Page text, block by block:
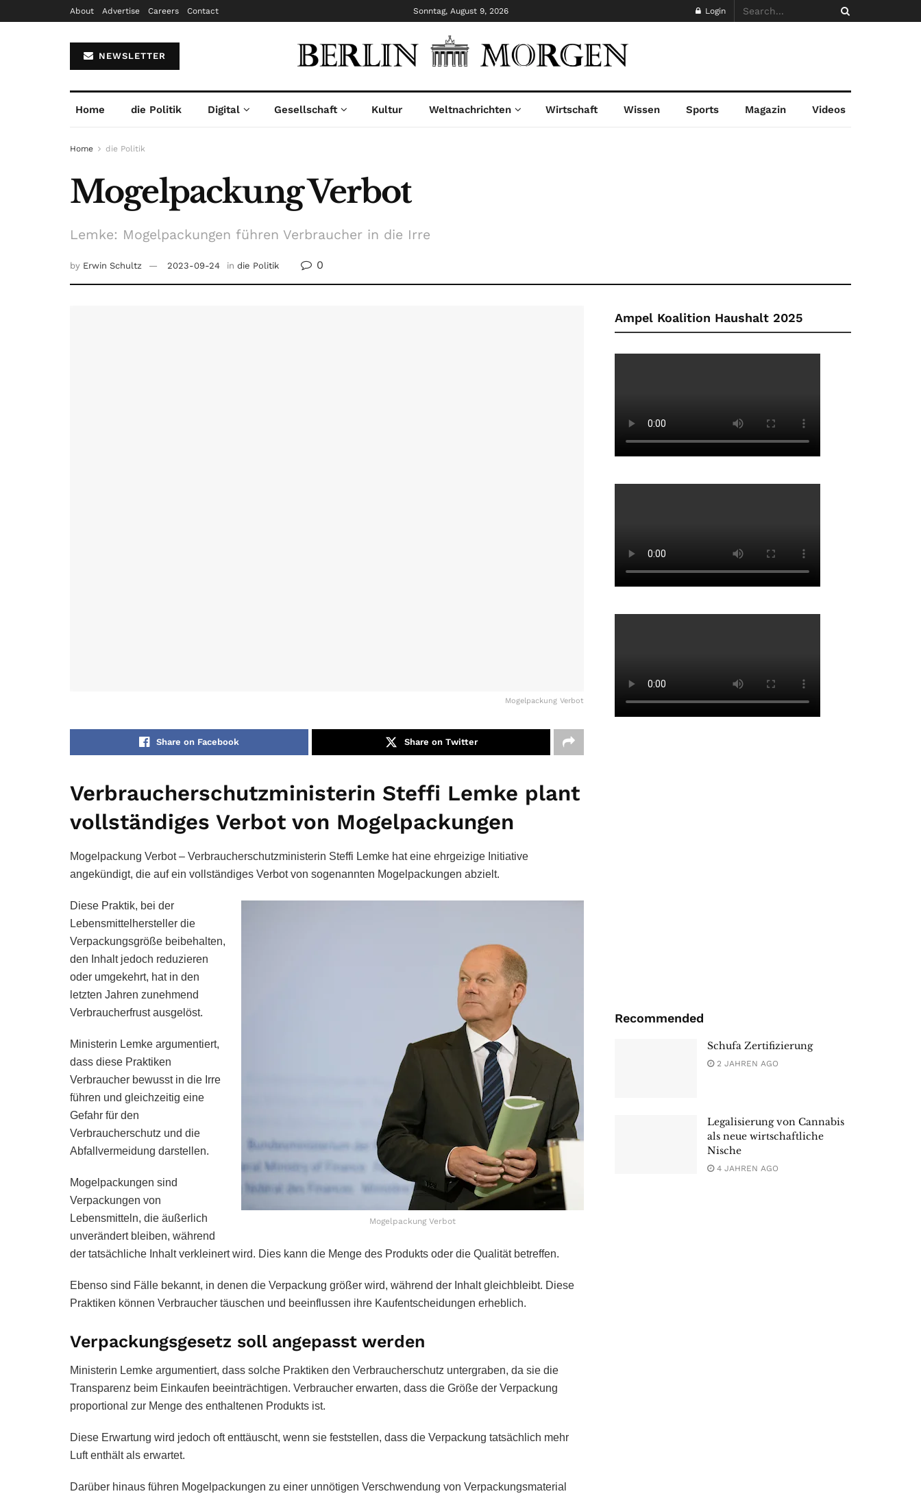
About Advertise Careers Contact Sonntag, August 9, 2026 Login
NEWSLETTER
Home die Politik Digital Gesellschaft Kultur Weltnachrichten Wirtschaft Wissen Sports Magazin Videos
Home die Politik
Mogelpackung Verbot
Lemke: Mogelpackungen führen Verbraucher in die Irre
by Erwin Schultz 2023-09-24 in die Politik 0
Mogelpackung Verbot
Share on Facebook Share on Twitter
Verbraucherschutzministerin Steffi Lemke plant
vollständiges Verbot von Mogelpackungen
Mogelpackung Verbot – Verbraucherschutzministerin Steffi Lemke hat eine ehrgeizige Initiative
angekündigt, die auf ein vollständiges Verbot von sogenannten Mogelpackungen abzielt.
Mogelpackung Verbot
Diese Praktik, bei der
Lebensmittelhersteller die
Verpackungsgröße beibehalten,
den Inhalt jedoch reduzieren
oder umgekehrt, hat in den
letzten Jahren zunehmend
Verbraucherfrust ausgelöst.
Ministerin Lemke argumentiert,
dass diese Praktiken
Verbraucher bewusst in die Irre
führen und gleichzeitig eine
Gefahr für den
Verbraucherschutz und die
Abfallvermeidung darstellen.
Mogelpackungen sind
Verpackungen von
Lebensmitteln, die äußerlich
unverändert bleiben, während
der tatsächliche Inhalt verkleinert wird. Dies kann die Menge des Produkts oder die Qualität betreffen.
Ebenso sind Fälle bekannt, in denen die Verpackung größer wird, während der Inhalt gleichbleibt. Diese
Praktiken können Verbraucher täuschen und beeinflussen ihre Kaufentscheidungen erheblich.
Verpackungsgesetz soll angepasst werden
Ministerin Lemke argumentiert, dass solche Praktiken den Verbraucherschutz untergraben, da sie die
Transparenz beim Einkaufen beeinträchtigen. Verbraucher erwarten, dass die Größe der Verpackung
proportional zur Menge des enthaltenen Produkts ist.
Diese Erwartung wird jedoch oft enttäuscht, wenn sie feststellen, dass die Verpackung tatsächlich mehr
Luft enthält als erwartet.
Darüber hinaus führen Mogelpackungen zu einer unnötigen Verschwendung von Verpackungsmaterial
Ampel Koalition Haushalt 2025
Recommended
Schufa Zertifizierung
2 JAHREN AGO
Legalisierung von Cannabis
als neue wirtschaftliche
Nische
4 JAHREN AGO